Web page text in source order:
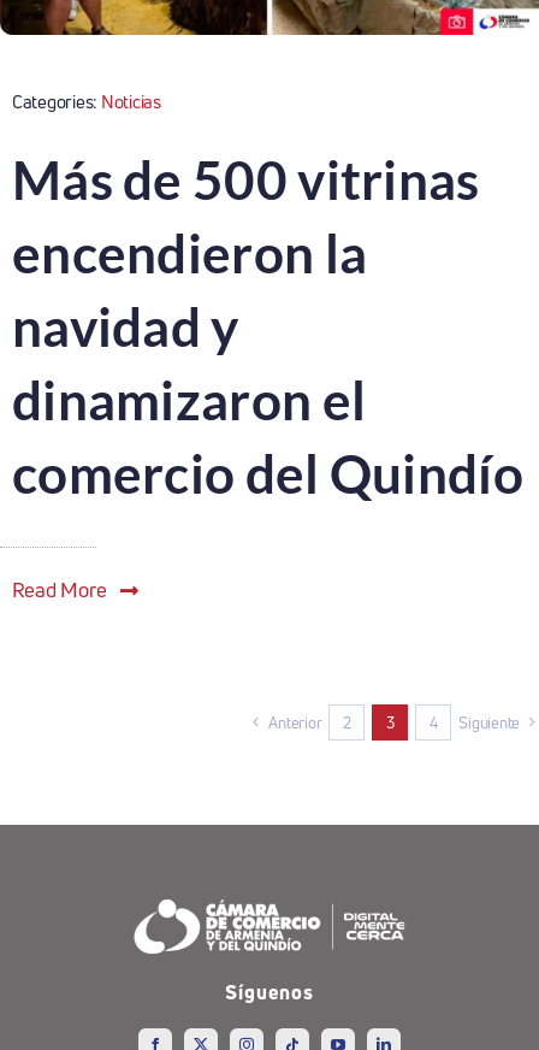
Categories: Noticias
Más de 500 vitrinas
encendieron la
navidad y
dinamizaron el
comercio del Quindío
Read More
Anterior 2 3 4 Siguiente
Síguenos